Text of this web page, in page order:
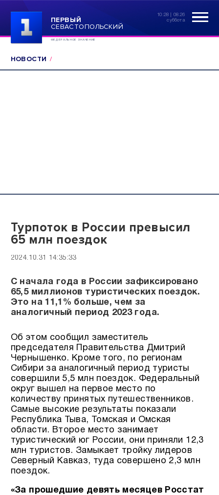
ПЕРВЫЙ
СЕВАСТОПОЛЬСКИЙ
ФЕДЕРАЛЬНОЕ ЗНАЧЕНИЕ
10:28 | 08.26
суббота
НОВОСТИ
Турпоток в России превысил
65 млн поездок
2024.10.31 14:35:33
С начала года в России зафиксировано
65,5 миллионов туристических поездок.
Это на 11,1% больше, чем за
аналогичный период 2023 года.
Об этом сообщил заместитель
председателя Правительства Дмитрий
Чернышенко. Кроме того, по регионам
Сибири за аналогичный период туристы
совершили 5,5 млн поездок. Федеральный
округ вышел на первое место по
количеству принятых путешественников.
Самые высокие результаты показали
Республика Тыва, Томская и Омская
области. Второе место занимает
туристический юг России, они приняли 12,3
млн туристов. Замыкает тройку лидеров
Северный Кавказ, туда совершено 2,3 млн
поездок.
«За прошедшие девять месяцев Росстат